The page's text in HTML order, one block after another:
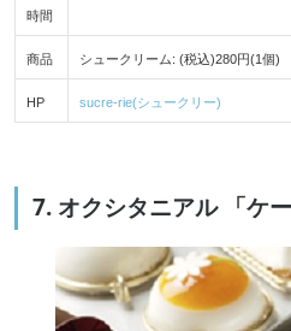
時間
商品 シュークリーム: (税込)280円(1個)
HP sucre-rie(シュークリー)
7. オクシタニアル 「ケー